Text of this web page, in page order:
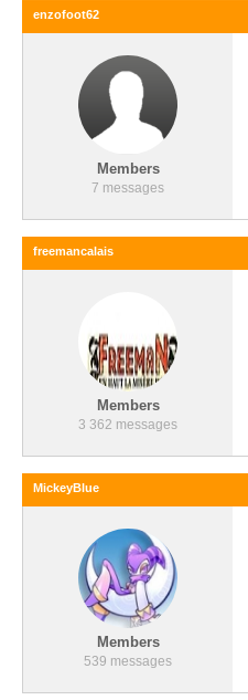
enzofoot62
Members
7 messages
freemancalais
Members
3 362 messages
MickeyBlue
Members
539 messages